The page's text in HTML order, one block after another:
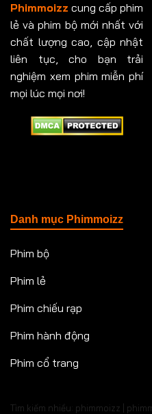
Phimmoizz cung cấp phim
lẻ và phim bộ mới nhất với
chất lượng cao, cập nhật
liên tục, cho bạn trải
nghiệm xem phim miễn phí
mọi lúc mọi nơi!
Danh mục Phimmoizz
Phim bộ
Phim lẻ
Phim chiếu rạp
Phim hành động
Phim cổ trang
Tìm kiếm nhiều: phimmoizz |